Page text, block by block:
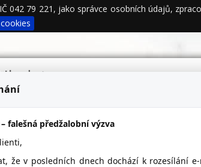
042 79 221, jako správce osobních údajů,
Kontakty
falešná předžalobní výzva
že v posledních dnech dochází k rozesílání